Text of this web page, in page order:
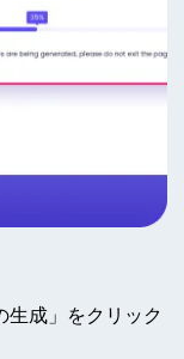
成」をクリック